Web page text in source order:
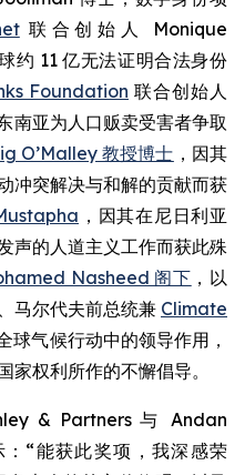
联合创始人 Monique
约 11 亿无法证明合法身份
Foundation 联合创始人
南亚为人口贩卖受害者争取
O’Malley 教授博士 ，因其
冲突解决与和解的贡献而获
，因其在尼日利亚
声的人道主义工作而获此殊
Nasheed 阁下 ，以
马尔代夫前总统兼 Climate
球气候行动中的领导作用，
家权利所作的不懈倡导。
& Partners 与 Andan
“能获此奖项，我深感荣